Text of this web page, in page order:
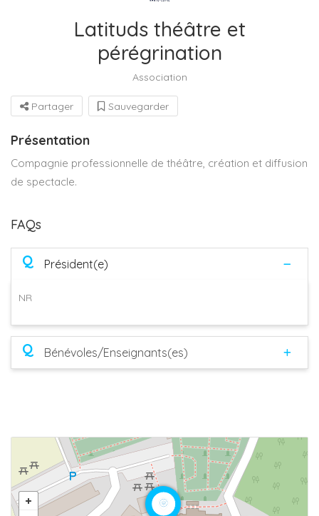
Latituds théâtre et
pérégrination
Association
Partager Sauvegarder
Présentation
Compagnie professionnelle de théâtre, création et diffusion
de spectacle.
FAQs
Q Président(e)
NR
Q Bénévoles/Enseignants(es)